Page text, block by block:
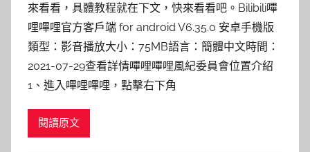
來看看，具體教程就在下文，快來看看吧。Bilibili嗶
哩嗶哩官方客戶端 for android V6.35.0 安卓手機版
類型：影音播放大小：75MB語言：簡體中文時間：
2021-07-29查看詳情嗶哩嗶哩風紀委員會位置介紹
1、進入嗶哩嗶哩，點擊右下角
閱讀原文